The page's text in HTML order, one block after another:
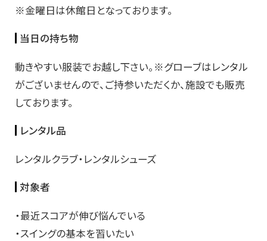
※金曜日は休館日となっております。
当日の持ち物
動きやすい服装でお越し下さい。※グローブはレンタル
がございませんので、ご持参いただくか、施設でも販売
しております。
レンタル品
レンタルクラブ・レンタルシューズ
対象者
・最近スコアが伸び悩んでいる
・スイングの基本を習いたい